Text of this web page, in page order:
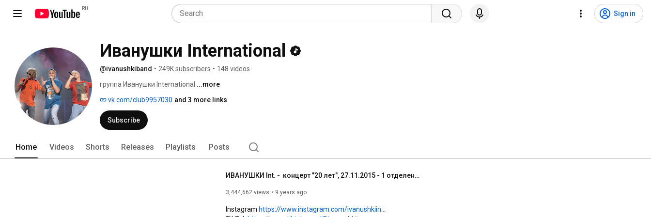
RU
Sign in
Иванушки International
@ivanushkiband • 249K subscribers • 148 videos
группа Иванушки International ...more
vk.com/club9957030 and 3 more links
Subscribe
Home Videos Shorts Releases Playlists Posts
ИВАНУШКИ Int. -  концерт "20 лет", 27.11.2015 - 1 отделение
3,444,662 views 9 years ago
Instagram https://www.instagram.com/ivanushkiin...